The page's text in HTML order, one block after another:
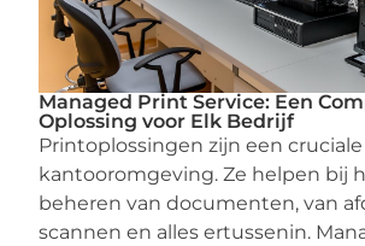
Managed Print Service: Een
Oplossing voor Elk Bedrijf
Printoplossingen zijn een
kantooromgeving. Ze helpen bij
beheren van documenten, van
scannen en alles ertussenin.